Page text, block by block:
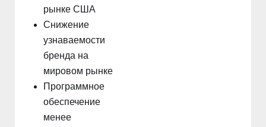
рынке США
Снижение
узнаваемости
бренда на
мировом рынке
Программное
обеспечение
менее